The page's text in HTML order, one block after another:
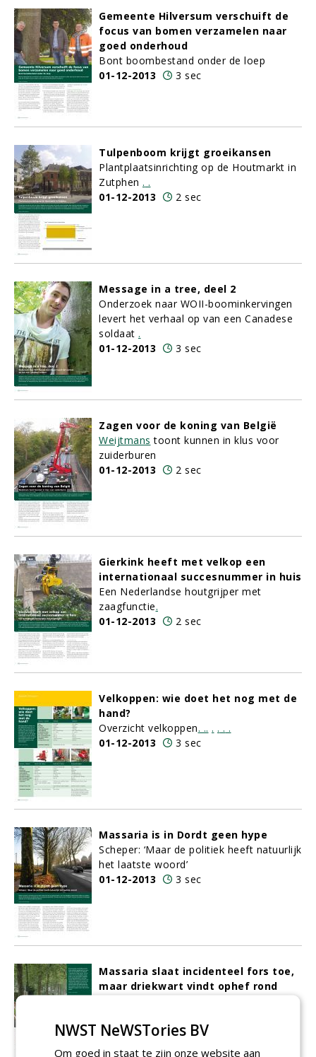
Gemeente Hilversum verschuift de
focus van bomen verzamelen naar
goed onderhoud
Bont boombestand onder de loep
01-12-2013
3 sec
Tulpenboom krijgt groeikansen
Plantplaatsinrichting op de Houtmarkt in
Zutphen . .
01-12-2013
2 sec
Message in a tree, deel 2
Onderzoek naar WOII-boominkervingen
levert het verhaal op van een Canadese
soldaat .
01-12-2013
3 sec
Zagen voor de koning van België
Weijtmans toont kunnen in klus voor
zuiderburen
01-12-2013
2 sec
Gierkink heeft met velkop een
internationaal succesnummer in huis
Een Nederlandse houtgrijper met
zaagfunctie.
01-12-2013
2 sec
Velkoppen: wie doet het nog met de
hand?
Overzicht velkoppen. .. . . . .
01-12-2013
3 sec
Massaria is in Dordt geen hype
Scheper: ‘Maar de politiek heeft natuurlijk
het laatste woord’
01-12-2013
3 sec
Massaria slaat incidenteel fors toe,
maar driekwart vindt ophef rond
aan: platanen kunnen mee in de reguliere
NWST NeWSTories BV
Om goed in staat te zijn onze website aan